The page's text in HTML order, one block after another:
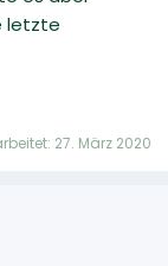
letzte
27. März 2020